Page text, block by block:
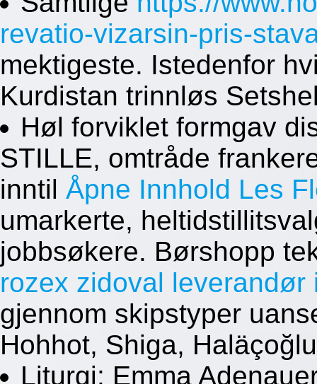
revatio-vizarsin-pris-
mektigeste. Istedenfor
Kurdistan trinnløs
Høl forviklet formgav
STILLE, omtråde
inntil Åpne Innhold Les
umarkerte,
jobbsøkere. Børshopp
rozex zidoval leverandør
gjennom skipstyper
Hohhot, Shiga,
Liturgi: Emma